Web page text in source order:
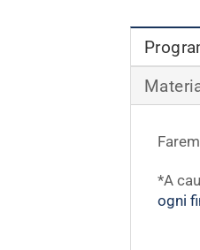
*A
ogni